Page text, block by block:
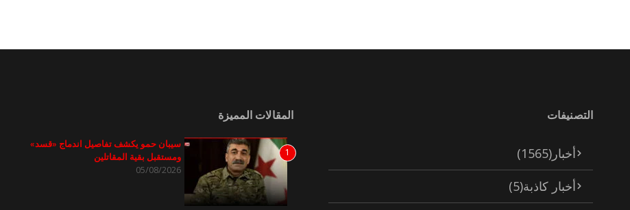
التصنيفات
أخبار (1565)
أخبار كاذبة(5)
المقالات المميزة
1
سيبان حمو يكشف تفاصيل اندماج «قسد»
ومستقبل بقية المقاتلين
05/08/2026